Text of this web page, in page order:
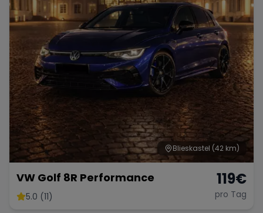
McLaren Ford Jaguar
Tesla Chevrolet Dodge
Bentley Rolls Royce Aston Martin
Bugatti Lotus Maserati
Blieskastel (42 km)
VW Golf 8R Performance
5.0 (11)
119€
pro Tag